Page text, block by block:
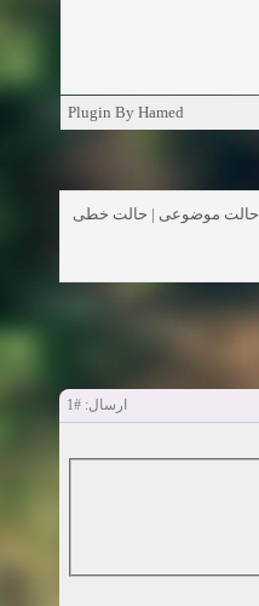
Plugin By Hamed
حالت موضوعی | حالت خطی
ارسال: #1